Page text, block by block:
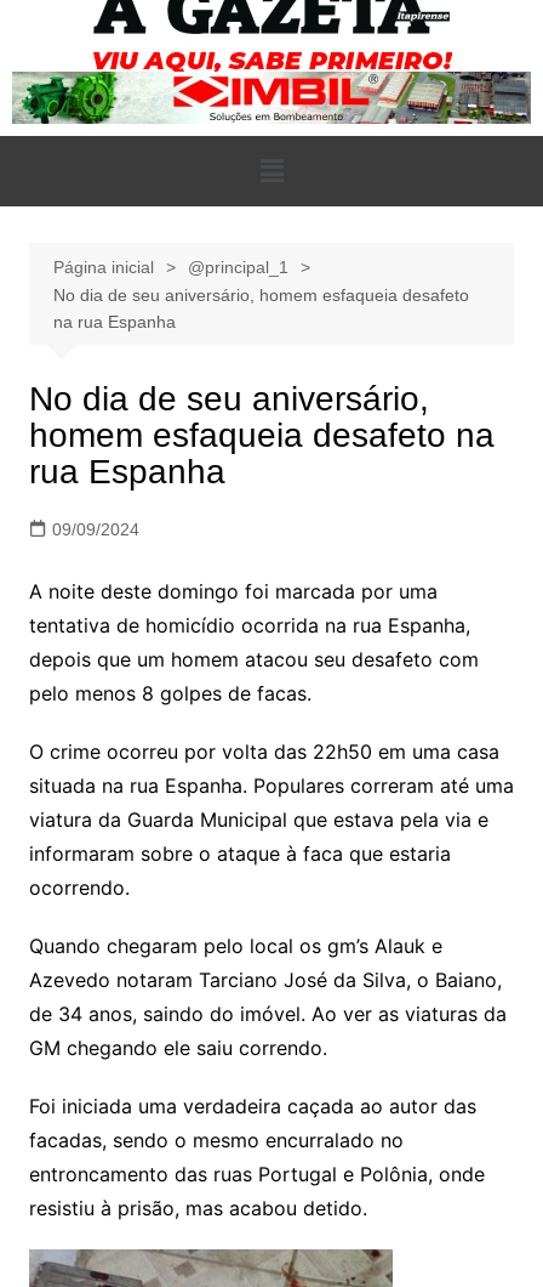
Página inicial
@principal_1
No dia de seu aniversário, homem esfaqueia desafeto
na rua Espanha
No dia de seu aniversário,
homem esfaqueia desafeto na
rua Espanha
09/09/2024
A noite deste domingo foi marcada por uma
tentativa de homicídio ocorrida na rua Espanha,
depois que um homem atacou seu desafeto com
pelo menos 8 golpes de facas.
O crime ocorreu por volta das 22h50 em uma casa
situada na rua Espanha. Populares correram até uma
viatura da Guarda Municipal que estava pela via e
informaram sobre o ataque à faca que estaria
ocorrendo.
Quando chegaram pelo local os gm’s Alauk e
Azevedo notaram Tarciano José da Silva, o Baiano,
de 34 anos, saindo do imóvel. Ao ver as viaturas da
GM chegando ele saiu correndo.
Foi iniciada uma verdadeira caçada ao autor das
facadas, sendo o mesmo encurralado no
entroncamento das ruas Portugal e Polônia, onde
resistiu à prisão, mas acabou detido.